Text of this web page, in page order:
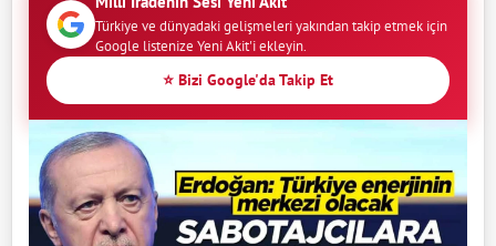
Türkiye ve dünyadaki gelişmeleri yakından takip etmek için
Google listenize Yeni Akit'i ekleyin.
⭐ Bizi Google'da Takip Et